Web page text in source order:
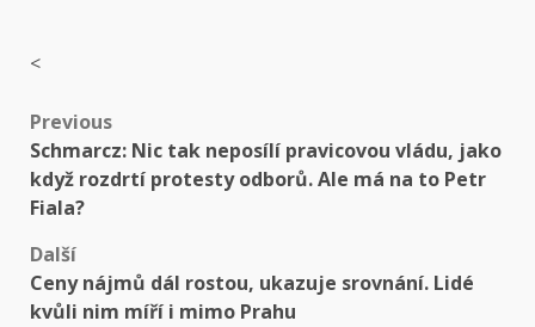
<
Post
navigation
Previous
Schmarcz: Nic tak neposílí pravicovou vládu, jako
když rozdrtí protesty odborů. Ale má na to Petr
Fiala?
Další
Ceny nájmů dál rostou, ukazuje srovnání. Lidé
kvůli nim míří i mimo Prahu